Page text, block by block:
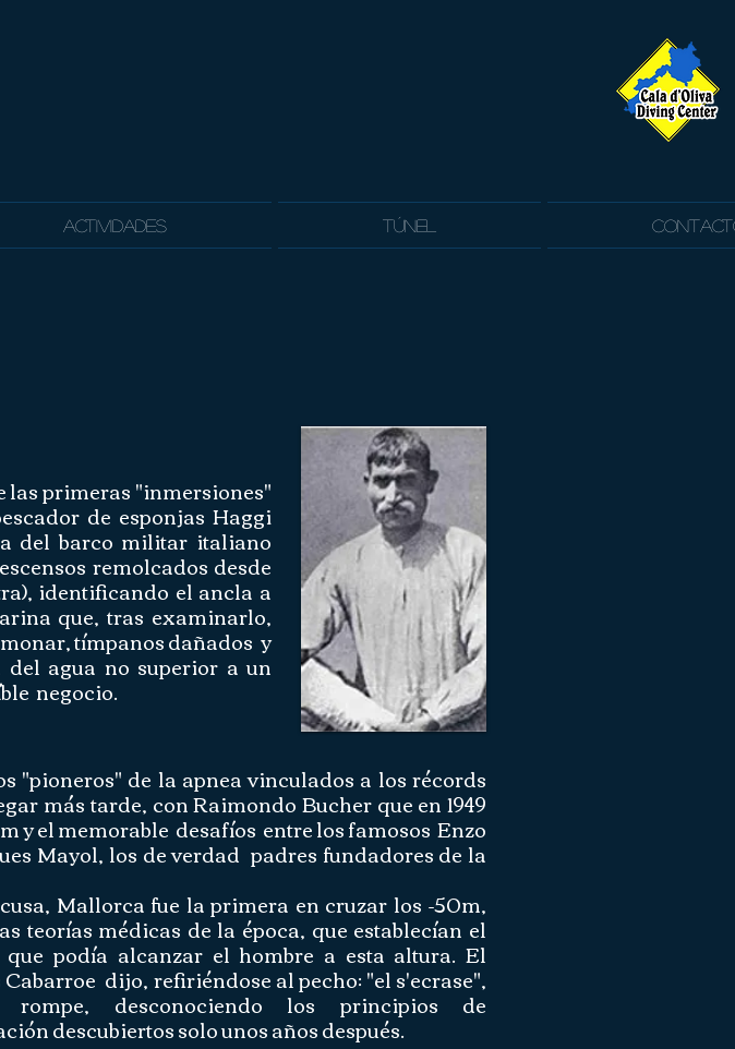
las primeras "inmersiones"
de esponjas Haggi
del barco militar italiano
remolcados desde
identificando el ancla a
que, tras examinarlo,
tímpanos dañados y
agua no superior a un
negocio.
"pioneros" de la apnea vinculados a los récords
más tarde, con Raimondo Bucher que en 1949
y el memorable desafíos entre los famosos Enzo
Mayol, los de verdad padres fundadores de la
Mallorca fue la primera en cruzar los -50m,
teorías médicas de la época, que establecían el
podía alcanzar el hombre a esta altura. El
dijo, refiriéndose al pecho: "el s'ecrase",
desconociendo los principios de
descubiertos solo unos años después.
Actividades Túnel